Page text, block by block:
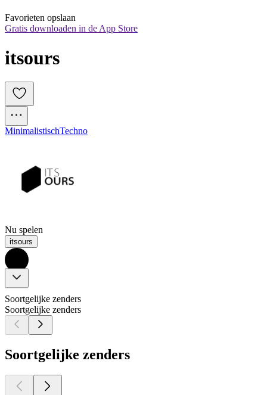
Favorieten opslaan
Gratis downloaden in de App Store
itsours
MinimalistischTechno
Nu spelen
itsours
Soortgelijke zenders
Soortgelijke zenders
Soortgelijke zenders